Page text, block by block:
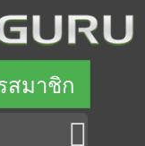
สมาชิก